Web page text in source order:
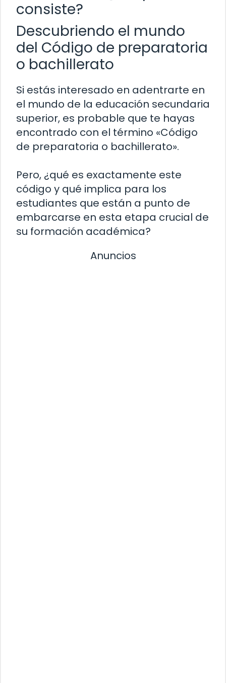
consiste?
Descubriendo el mundo
del Código de preparatoria
o bachillerato
Si estás interesado en adentrarte en
el mundo de la educación secundaria
superior, es probable que te hayas
encontrado con el término «Código
de preparatoria o bachillerato».
Pero, ¿qué es exactamente este
código y qué implica para los
estudiantes que están a punto de
embarcarse en esta etapa crucial de
su formación académica?
Anuncios